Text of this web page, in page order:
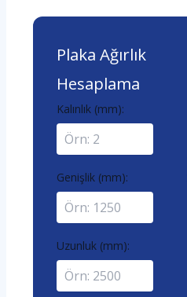
Plaka Ağırlık
Hesaplama
Kalınlık (mm):
Genişlik (mm):
Uzunluk (mm):